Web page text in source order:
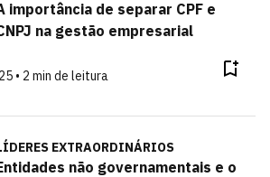
importância de separar CPF e
na gestão empresarial
• 2 min de leitura
EXTRAORDINÁRIOS
não governamentais e o